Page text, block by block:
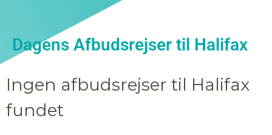
Dagens Afbudsrejser til Halifax
Ingen afbudsrejser til Halifax
fundet